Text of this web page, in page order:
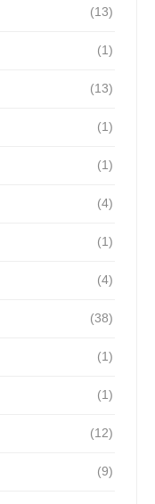
(13)
(1)
(13)
(1)
(1)
(4)
(1)
(4)
(38)
(1)
(1)
(12)
(9)